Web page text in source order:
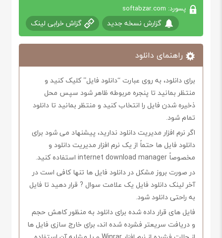
پسورد: softabzar.com
گزارش نسخه جدید گزاش خرابی لینک
راهنمای دانلود
برای دانلود، به روی عبارت “دانلود فایل” کلیک کنید و
منتظر بمانید تا پنجره مربوطه ظاهر شود سپس محل
ذخیره شدن فایل را انتخاب کنید و منتظر بمانید تا دانلود
تمام شود.
اگر نرم افزار مدیریت دانلود ندارید، پیشنهاد می شود برای
دانلود فایل ها حتماً از یک نرم افزار مدیریت دانلود و
مخصوصاً internet download manager استفاده کنید.
در صورت بروز مشکل در دانلود فایل ها تنها کافی است در
آخر لینک دانلود فایل یک علامت سوال ? قرار دهید تا فایل
به راحتی دانلود شود.
فایل های قرار داده شده برای دانلود به منظور کاهش حجم
و دریافت سریعتر فشرده شده اند، برای خارج سازی فایل ها